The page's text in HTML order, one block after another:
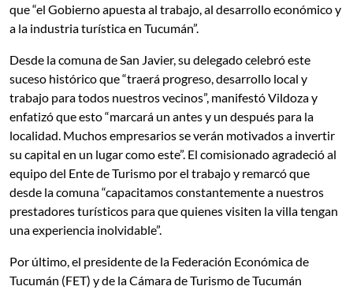
que “el Gobierno apuesta al trabajo, al desarrollo económico y
a la industria turística en Tucumán”.
Desde la comuna de San Javier, su delegado celebró este
suceso histórico que “traerá progreso, desarrollo local y
trabajo para todos nuestros vecinos”, manifestó Vildoza y
enfatizó que esto “marcará un antes y un después para la
localidad. Muchos empresarios se verán motivados a invertir
su capital en un lugar como este”. El comisionado agradeció al
equipo del Ente de Turismo por el trabajo y remarcó que
desde la comuna “capacitamos constantemente a nuestros
prestadores turísticos para que quienes visiten la villa tengan
una experiencia inolvidable”.
Por último, el presidente de la Federación Económica de
Tucumán (FET) y de la Cámara de Turismo de Tucumán